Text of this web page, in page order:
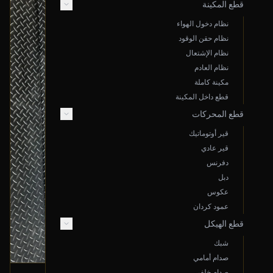
قطع المكينة
نظام دخول الهواء
نظام حقن الوقود
نظام الإشتعال
نظام العادم
مكينة كاملة
قطع داخل المكينة
قطع المحركات
قير أوتوماتيك
قير عادي
دفرنس
دبل
عكوس
عمود كردان
قطع الهيكل
شبك
صدام أمامي